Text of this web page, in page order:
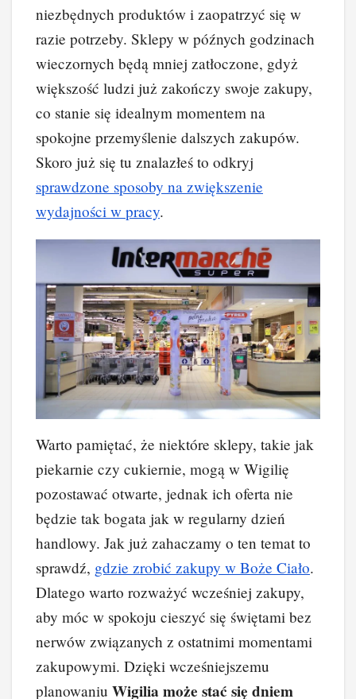
niezbędnych produktów i zaopatrzyć się w
razie potrzeby. Sklepy w późnych godzinach
wieczornych będą mniej zatłoczone, gdyż
większość ludzi już zakończy swoje zakupy,
co stanie się idealnym momentem na
spokojne przemyślenie dalszych zakupów.
Skoro już się tu znalazłeś to odkryj
sprawdzone sposoby na zwiększenie
wydajności w pracy.
Warto pamiętać, że niektóre sklepy, takie jak
piekarnie czy cukiernie, mogą w Wigilię
pozostawać otwarte, jednak ich oferta nie
będzie tak bogata jak w regularny dzień
handlowy. Jak już zahaczamy o ten temat to
sprawdź, gdzie zrobić zakupy w Boże Ciało.
Dlatego warto rozważyć wcześniej zakupy,
aby móc w spokoju cieszyć się świętami bez
nerwów związanych z ostatnimi momentami
zakupowymi. Dzięki wcześniejszemu
planowaniu Wigilia może stać się dniem